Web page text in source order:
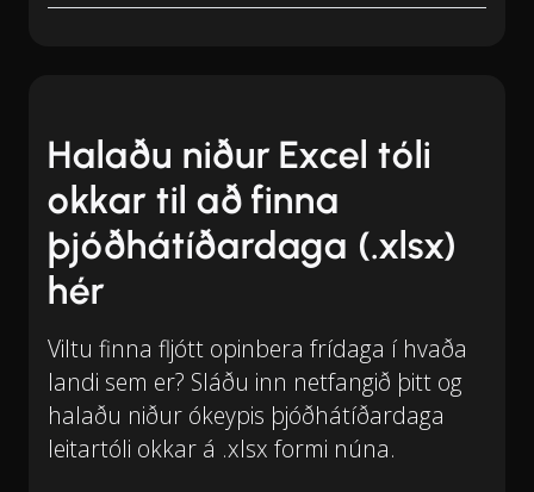
Halaðu niður Excel tóli
okkar til að finna
þjóðhátíðardaga (.xlsx)
hér
Viltu finna fljótt opinbera frídaga í hvaða
landi sem er? Sláðu inn netfangið þitt og
halaðu niður ókeypis þjóðhátíðardaga
leitartóli okkar á .xlsx formi núna.